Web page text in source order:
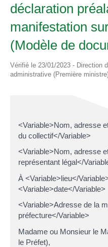
déclaration
manifestation
(Modèle de
Vérifié le 23/01/2023 - Direction
administrative (Première
<Variable>Nom, adresse
du collectif</Variable>
<Variable>Nom, adresse
représentant légal</
À <Variable>lieu</
<Variable>date</Variable>
<Variable>Adresse de la
préfecture</Variable>
Madame ou Monsieur le
le Préfet),